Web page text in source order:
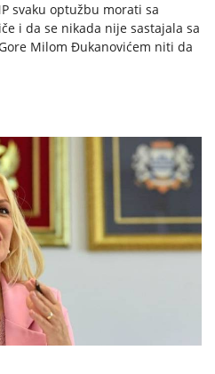
svaku optužbu morati sa
i da se nikada nije sastajala sa
Milom Đukanovićem niti da